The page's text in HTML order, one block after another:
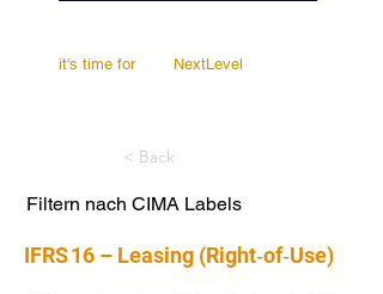
it's time for NextLevel
< Back
Filtern nach CIMA Labels
IFRS 16 – Leasing (Right‑of‑Use)